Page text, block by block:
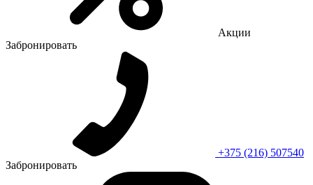
Акции
Забронировать
+375 (216) 507540
Забронировать